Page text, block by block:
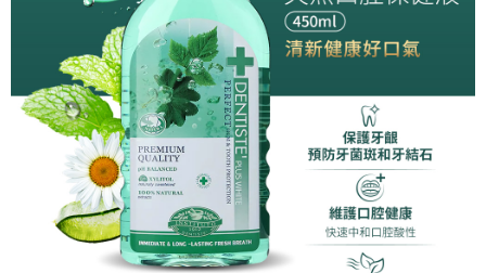
結帳頁面，進行簡訊認證並確認金額後，即可完成結帳。
２．訂單成立數日內，您將收到繳費通知簡訊。
３．收到繳費通知簡訊後14天內，點擊此簡訊中的連結，可透過四大超商／
ATM／網路銀行／等多元方式進行付款，方視為交易完成。
※ 請注意：結帳手續完成當下不需立刻繳費，但若您需要取消訂單，請聯絡
購買商品的店家。未經商家同意取消之訂單仍視為有效，需透過AFTEE先享
後付繳納相關費用。
※ 交易是否成功請以「AFTEE先享後付 」之結帳頁面顯示為準，若有關於
是否繳費成功／繳費後需取消欲退款等相關疑問，請聯繫「AFTEE先享後付
客戶支援中心」https://netprotections.freshdesk.com/support/home
【注意事項】
１．透過由恩沛科技股份有限公司提供之「AFTEE先享後付」服務完成之交
易，需依本服務之必要範圍內提供個人資料，並將交易相關給付款項請求債
付款後全家取貨
每筆NT$60，滿NT$699(含以上)免運費
7-11取貨付款
每筆NT$60，滿NT$699(含以上)免運費
付款後7-11取貨
每筆NT$60，滿NT$699(含以上)免運費
每筆NT$80，滿NT$1,000(含以上)免運費